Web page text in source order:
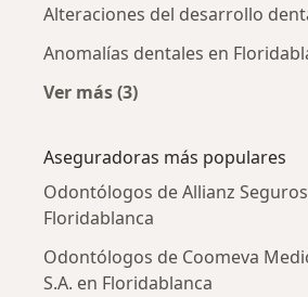
Alteraciones del desarrollo
Anomalías dentales en
Ver más (3)
Aseguradoras más populares
Odontólogos de Allianz Seguros
Floridablanca
Odontólogos de Coomeva
S.A. en Floridablanca